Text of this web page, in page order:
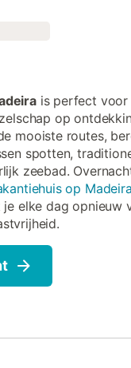
is perfect voor
op
mooiste routes,
spotten,
zeebad.
op Madeira
je elke dag opnieuw